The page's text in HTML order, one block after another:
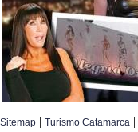
Sitemap | Turismo Catamarca |